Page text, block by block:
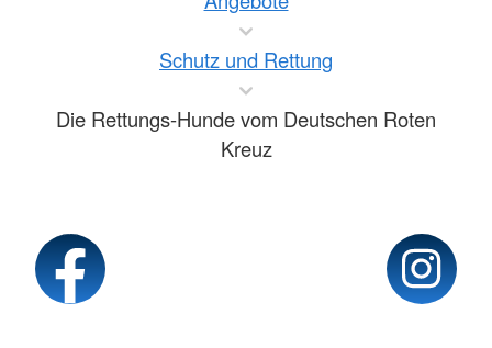
Schutz und Rettung
Die Rettungs-Hunde vom Deutschen Roten
Kreuz